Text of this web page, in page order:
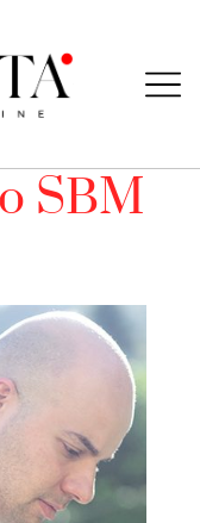
SBM